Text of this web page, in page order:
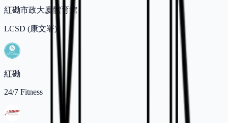
紅磡市政大廈體育館
LCSD (康文署)
紅磡
24/7 Fitness